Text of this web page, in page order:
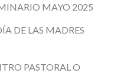
MAYO 2025
DE LAS MADRES
PASTORAL O